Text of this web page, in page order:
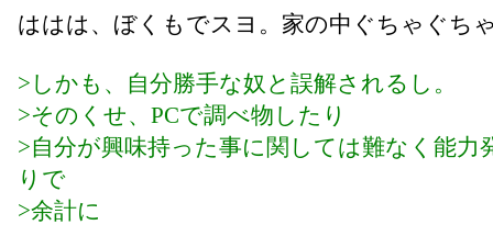
ははは、ぼくもでスヨ。家の中ぐちゃぐち
>しかも、自分勝手な奴と誤解されるし。
>そのくせ、PCで調べ物したり
>自分が興味持った事に関しては難なく能力
りで
>余計に